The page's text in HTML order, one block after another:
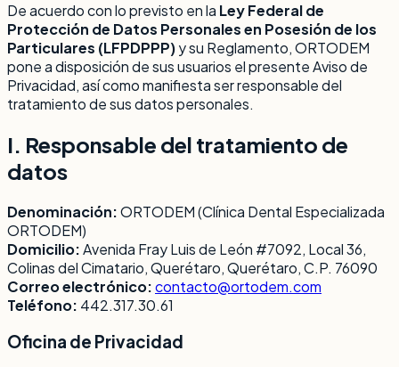
De acuerdo con lo previsto en la Ley Federal de
Protección de Datos Personales en Posesión de los
Particulares (LFPDPPP)y su Reglamento, ORTODEM
pone a disposición de sus usuarios el presente Aviso de
Privacidad, así como manifiesta ser responsable del
tratamiento de sus datos personales.
I. Responsable del tratamiento de
datos
Denominación:ORTODEM (Clínica Dental Especializada
ORTODEM)
Domicilio:Avenida Fray Luis de León #7092, Local 36,
Colinas del Cimatario, Querétaro, Querétaro, C.P. 76090
Correo electrónico:contacto@ortodem.com
Teléfono: 442.317.30.61
Oficina de Privacidad